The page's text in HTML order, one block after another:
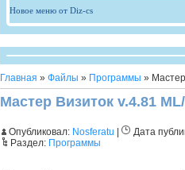
Новое меню от Diz-cs
Главная » Файлы » Программы »
Мастер Визиток v.4.81
Опубликовал: Nosferatu Дата
Раздел: Программы